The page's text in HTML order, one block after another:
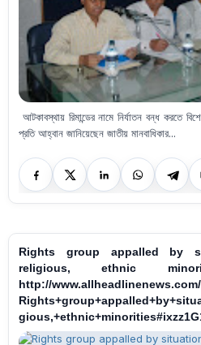
আটকাবস্থায় রিমান্ডের নামে নির্যাতন বন্ধ করতে বিশেষ প্রজ্ঞাপন
প্রতি আহ্বান জানিয়েছেন জাতীয় মানবাধিকার...
Rights group appalled by
religious, ethnic
http://